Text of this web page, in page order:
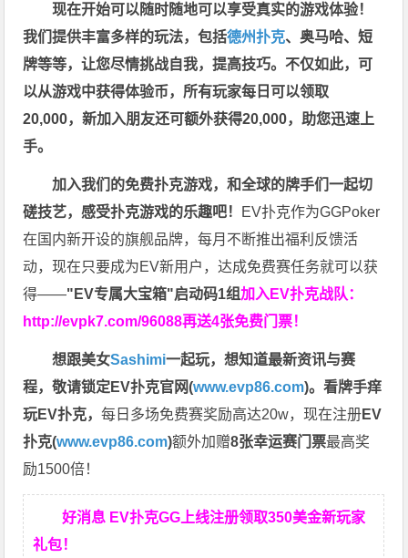
现在开始可以随时随地可以享受真实的游戏体验！
我们提供丰富多样的玩法，包括德州扑克、奥马哈、短
牌等等，让您尽情挑战自我，提高技巧。不仅如此， 可
以从游戏中获得体验币，所有玩家每日可以领取
20,000，新加入朋友还可额外获得20,000，助您迅速上
手。
加入我们的免费扑克游戏，和全球的牌手们一起切
磋技艺，感受扑克游戏的乐趣吧！ EV扑克作为GGPoker
在国内新开设的旗舰品牌，每月不断推出福利反馈活
动，现在只要成为EV新用户，达成免费赛任务就可以获
得——"EV专属大宝箱"启动码1组加入EV扑克战队：
http://evpk7.com/96088再送4张免费门票！
想跟美女Sashimi一起玩，想知道最新资讯与赛
程，敬请锁定EV扑克官网(www.evp86.com)。看牌手痒
玩EV扑克，每日多场免费赛奖励高达20w，现在注册EV
扑克(www.evp86.com)额外加赠8张幸运赛门票最高奖
励1500倍！
好消息 EV扑克GG上线注册领取350美金新玩家
礼包！